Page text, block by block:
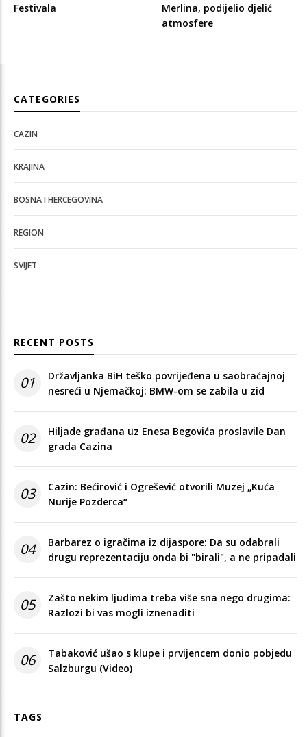
Festivala
Merlina, podijelio djelić
atmosfere
CATEGORIES
CAZIN
KRAJINA
BOSNA I HERCEGOVINA
REGION
SVIJET
RECENT POSTS
01
Državljanka BiH teško povrijeđena u saobraćajnoj
nesreći u Njemačkoj: BMW-om se zabila u zid
02
Hiljade građana uz Enesa Begovića proslavile Dan
grada Cazina
03
Cazin: Bećirović i Ogrešević otvorili Muzej „Kuća
Nurije Pozderca“
04
Barbarez o igračima iz dijaspore: Da su odabrali
drugu reprezentaciju onda bi "birali", a ne pripadali
05
Zašto nekim ljudima treba više sna nego drugima:
Razlozi bi vas mogli iznenaditi
06
Tabaković ušao s klupe i prvijencem donio pobjedu
Salzburgu (Video)
TAGS